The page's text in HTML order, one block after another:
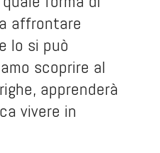
affrontare
lo si può
scoprire al
apprenderà
vivere in